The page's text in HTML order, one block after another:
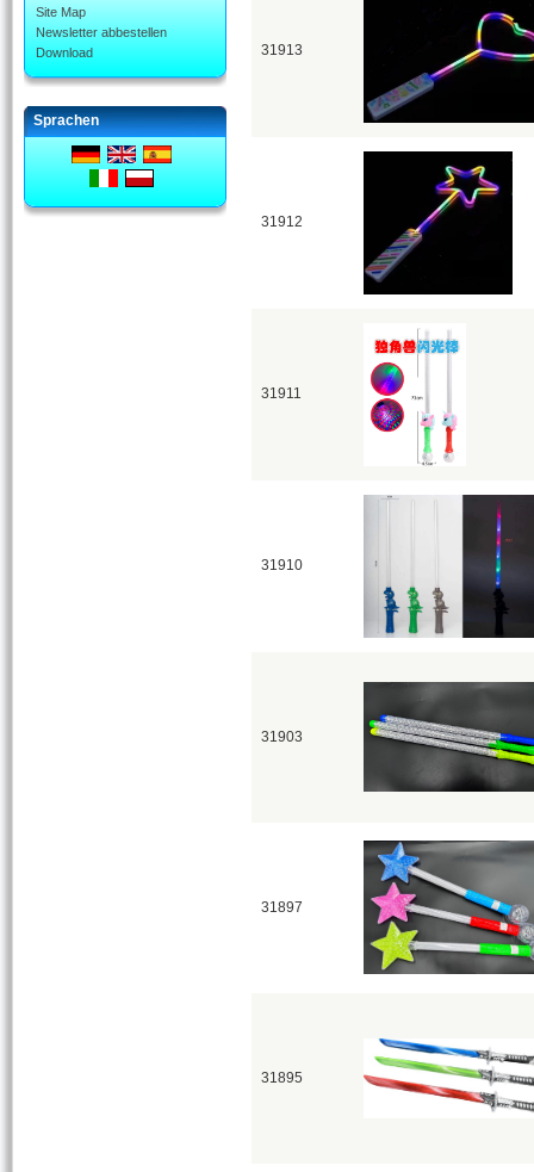
Site Map
Newsletter abbestellen
Download
Sprachen
31913
31912
31911
31910
31903
31897
31895